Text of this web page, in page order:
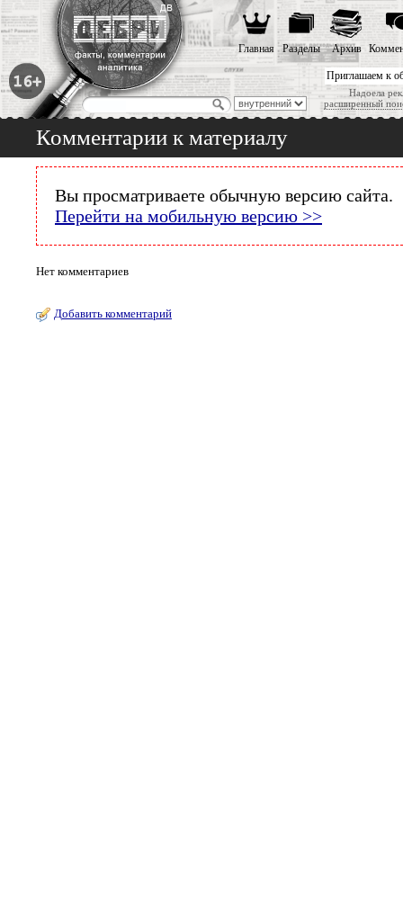
Приглашаем к
Надоела
расширенный
Главная Разделы Архив
Комментарии к материалу
Вы просматриваете обычную версию сайта.
Перейти на мобильную версию >>
Нет комментариев
Добавить комментарий